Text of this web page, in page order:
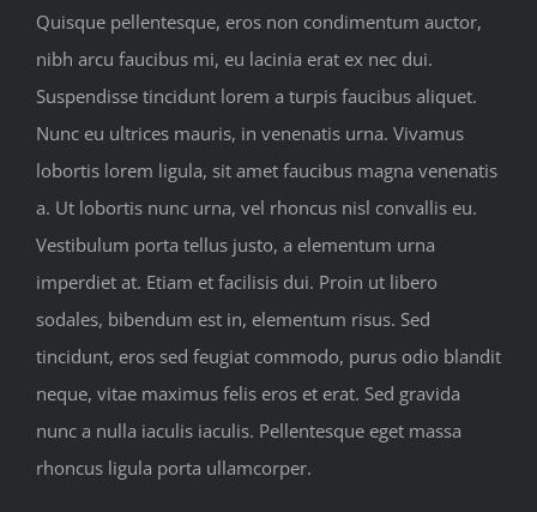
Quisque pellentesque, eros non condimentum auctor,
nibh arcu faucibus mi, eu lacinia erat ex nec dui.
Suspendisse tincidunt lorem a turpis faucibus aliquet.
Nunc eu ultrices mauris, in venenatis urna. Vivamus
lobortis lorem ligula, sit amet faucibus magna venenatis
a. Ut lobortis nunc urna, vel rhoncus nisl convallis eu.
Vestibulum porta tellus justo, a elementum urna
imperdiet at. Etiam et facilisis dui. Proin ut libero
sodales, bibendum est in, elementum risus. Sed
tincidunt, eros sed feugiat commodo, purus odio blandit
neque, vitae maximus felis eros et erat. Sed gravida
nunc a nulla iaculis iaculis. Pellentesque eget massa
rhoncus ligula porta ullamcorper.